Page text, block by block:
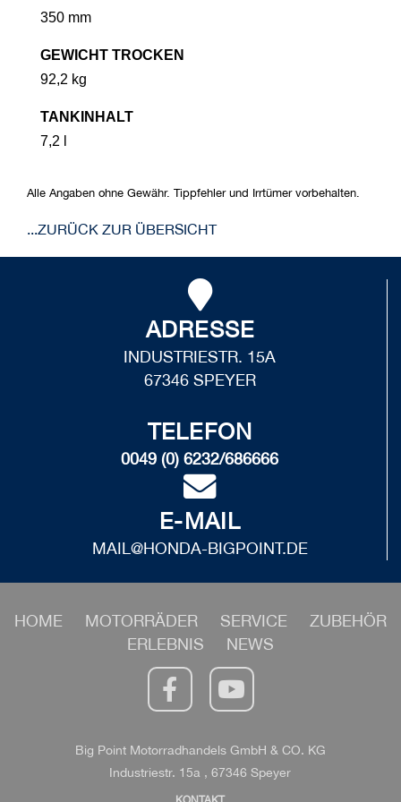
350 mm
GEWICHT TROCKEN
92,2 kg
TANKINHALT
7,2 l
Alle Angaben ohne Gewähr. Tippfehler und Irrtümer vorbehalten.
...ZURÜCK ZUR ÜBERSICHT
ADRESSE
INDUSTRIESTR. 15A
67346 SPEYER
TELEFON
0049 (0) 6232/686666
E-MAIL
MAIL@HONDA-BIGPOINT.DE
HOME MOTORRÄDER SERVICE
ZUBEHÖR
ERLEBNIS
NEWS
Big Point Motorradhandels GmbH & CO. KG
Industriestr. 15a , 67346 Speyer